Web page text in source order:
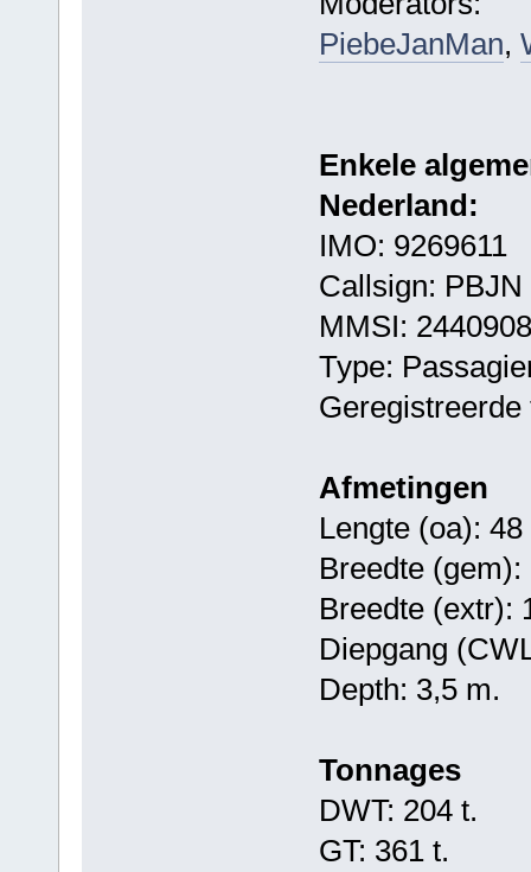
PiebeJanMan,
Enkele
Nederland:
IMO: 9269611
Callsign: PBJN
MMSI:
Type:
Afmetingen
Lengte (oa): 48
Breedte (gem):
Breedte (extr):
Diepgang
Depth: 3,5 m.
Tonnages
DWT: 204 t.
GT: 361 t.